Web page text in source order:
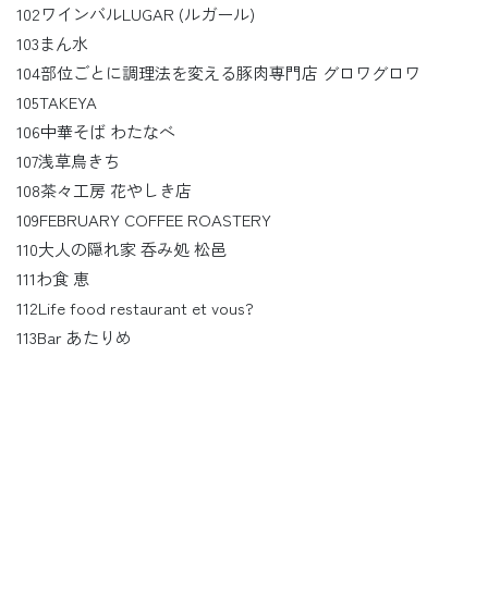
102ワインバルLUGAR (ルガール)
103まん水
104部位ごとに調理法を変える豚肉専門店 グロワグロワ
105TAKEYA
106中華そば わたなべ
107浅草鳥きち
108茶々工房 花やしき店
109FEBRUARY COFFEE ROASTERY
110大人の隠れ家 呑み処 松邑
111わ食 恵
112Life food restaurant et vous?
113Bar あたりめ